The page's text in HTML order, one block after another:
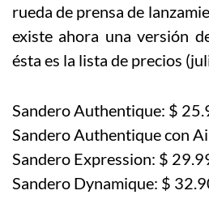
rueda de prensa de
existe ahora una versión
ésta es la lista de precios
Sandero Authentique: $
Sandero Authentique con
Sandero Expression: $
Sandero Dynamique: $